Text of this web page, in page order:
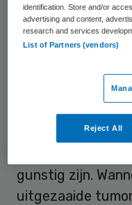
Onnodige
Ook wordt er
zorgpad
gedaan naar
Informatie over
tumorcellen in de
gunstig zijn.
uitgezaaide
identification. Store and/or
advertising and content,
research and services
List of Partners (vendors)
Reject All